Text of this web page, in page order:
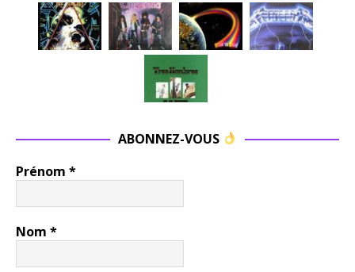
ABONNEZ-VOUS
Prénom *
Nom *